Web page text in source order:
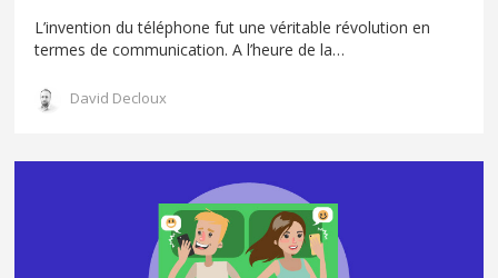
L’invention du téléphone fut une véritable révolution en
termes de communication. A l’heure de la…
David Decloux